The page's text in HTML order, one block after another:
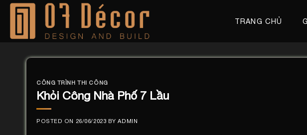
Skip
TRANG CHỦ
CÔNG TRÌNH THI CÔNG
Khỏi Công Nhà Phố 7 Lầu
POSTED ON 26/06/2023 BYADMIN